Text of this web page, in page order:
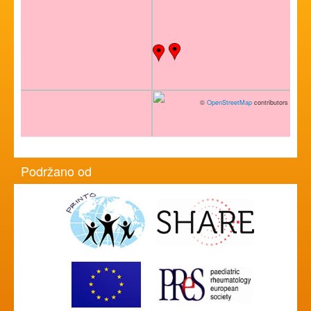
© OpenStreetMap contributors
Podržano od